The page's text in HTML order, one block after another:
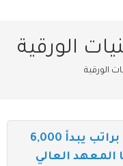
الورقية
الورقية
وظائف تدريبية براتب يبدأ 6,000
المعهد العالي